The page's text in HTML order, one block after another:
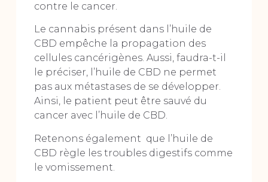
contre le cancer.
Le cannabis présent dans l’huile de
CBD empêche la propagation des
cellules cancérigènes. Aussi, faudra-t-il
le préciser, l’huile de CBD ne permet
pas aux métastases de se développer.
Ainsi, le patient peut être sauvé du
cancer avec l’huile de CBD.
Retenons également que l’huile de
CBD règle les troubles digestifs comme
le vomissement.